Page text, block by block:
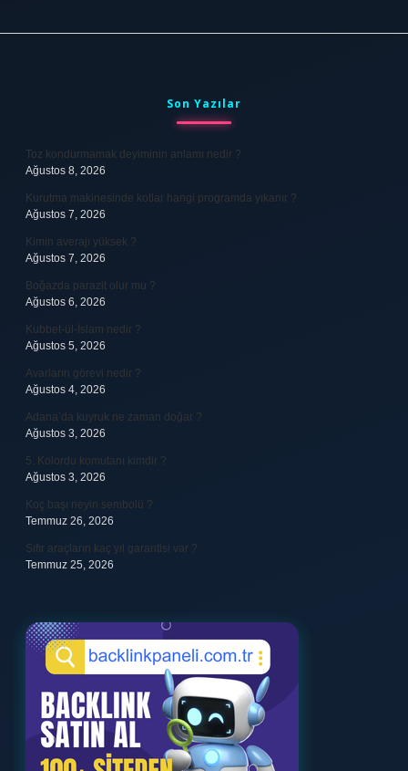
Son Yazılar
Toz kondurmamak deyiminin anlamı nedir ?
Ağustos 8, 2026
Kurutma makinesinde kotlar hangi programda yıkanır ?
Ağustos 7, 2026
Kimin averajı yüksek ?
Ağustos 7, 2026
Boğazda parazit olur mu ?
Ağustos 6, 2026
Kubbet-ül-İslam nedir ?
Ağustos 5, 2026
Avarların görevi nedir ?
Ağustos 4, 2026
Adana’da kuyruk ne zaman doğar ?
Ağustos 3, 2026
5. Kolordu komutanı kimdir ?
Ağustos 3, 2026
Koç başı neyin sembolü ?
Temmuz 26, 2026
Sıfır araçların kaç yıl garantisi var ?
Temmuz 25, 2026